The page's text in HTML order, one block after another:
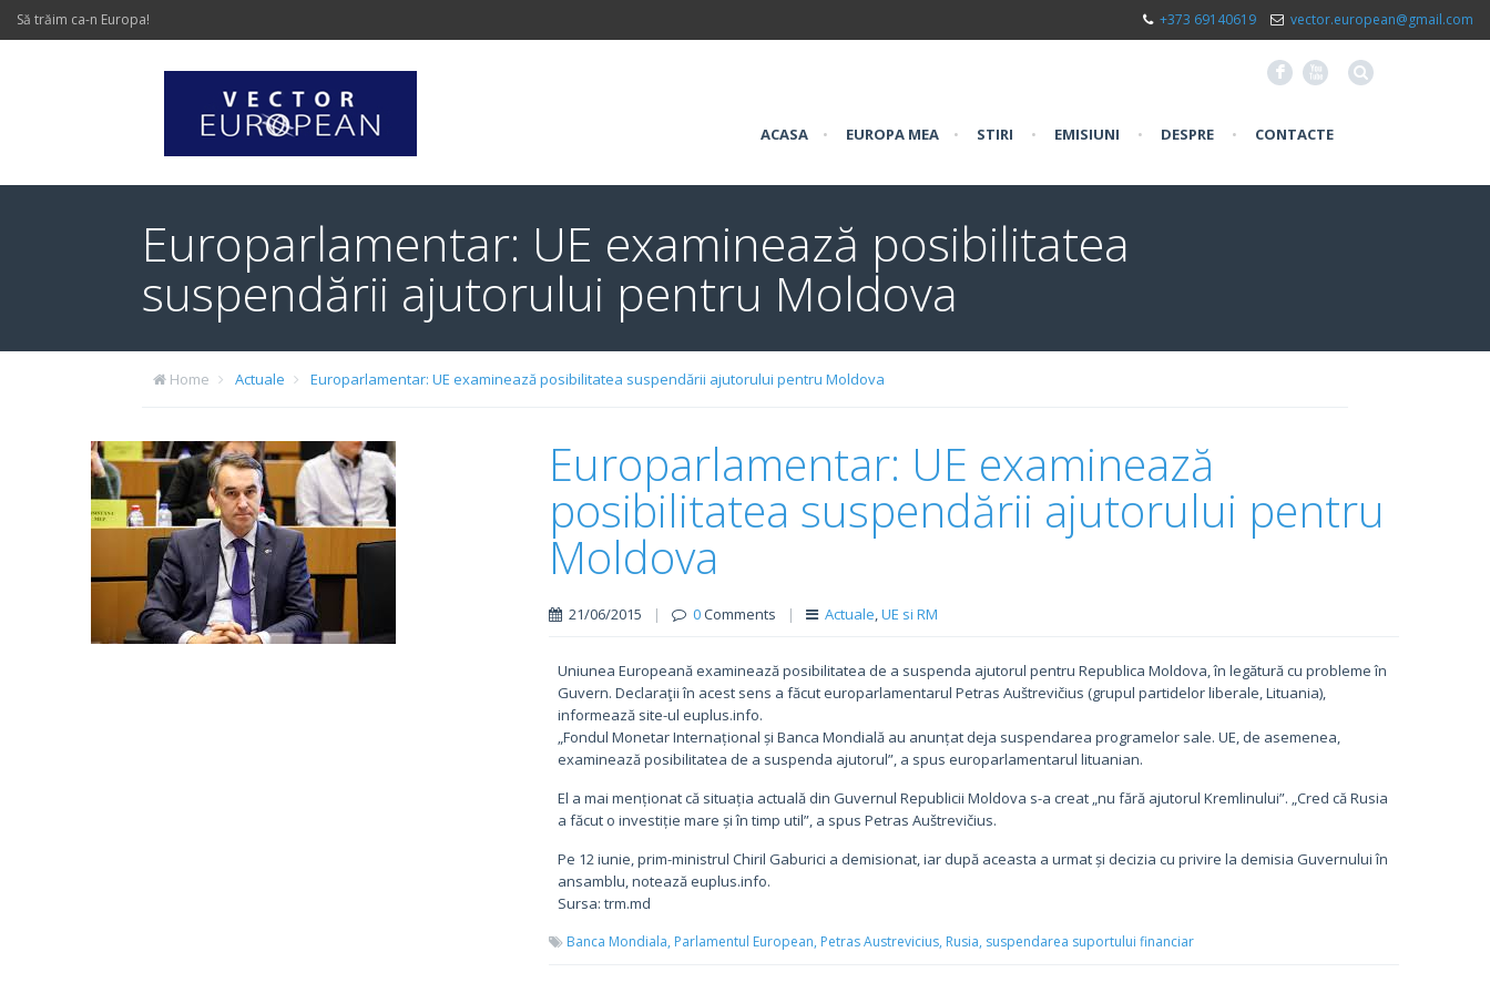
Să trăim ca-n Europa! +373 69140619 vector.european@gmail.com
F X
ACASA • EUROPA MEA • STIRI • EMISIUNI • DESPRE • CONTACTE
Europarlamentar: UE examinează posibilitatea
suspendării ajutorului pentru Moldova
Home Actuale Europarlamentar: UE examinează posibilitatea suspendării ajutorului pentru Moldova
Europarlamentar: UE examinează
posibilitatea suspendării ajutorului pentru
Moldova
21/06/2015 | 0Comments | Actuale,UE si RM
Uniunea Europeană examinează posibilitatea de a suspenda ajutorul pentru Republica Moldova, în legătură cu probleme în
Guvern. Declaraţii în acest sens a făcut europarlamentarul Petras Auštrevičius (grupul partidelor liberale, Lituania),
informează site-ul euplus.info.
„Fondul Monetar Internațional și Banca Mondială au anunțat deja suspendarea programelor sale. UE, de asemenea,
examinează posibilitatea de a suspenda ajutorul”, a spus europarlamentarul lituanian.
El a mai menționat că situația actuală din Guvernul Republicii Moldova s-a creat „nu fără ajutorul Kremlinului”. „Cred că Rusia
a făcut o investiție mare și în timp util”, a spus Petras Auštrevičius.
Pe 12 iunie, prim-ministrul Chiril Gaburici a demisionat, iar după aceasta a urmat și decizia cu privire la demisia Guvernului în
ansamblu, notează euplus.info.
Sursa: trm.md
Banca Mondiala, Parlamentul European, Petras Austrevicius, Rusia, suspendarea suportului financiar